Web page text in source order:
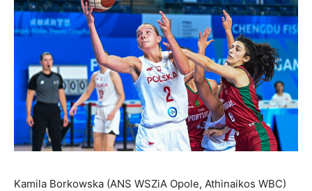
Kamila Borkowska (ANS WSZiA Opole, Athinaikos WBC)